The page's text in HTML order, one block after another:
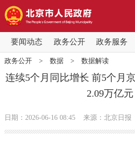
要闻动态 政务公开 政务服务
要闻动态
党中央精神 国务院信息
会议信息
政务公开> 数据> 数据解读
连续5个月同比增长 前5个月
2.09万亿元
日期：2026-06-16 08:45 来源：北京日报